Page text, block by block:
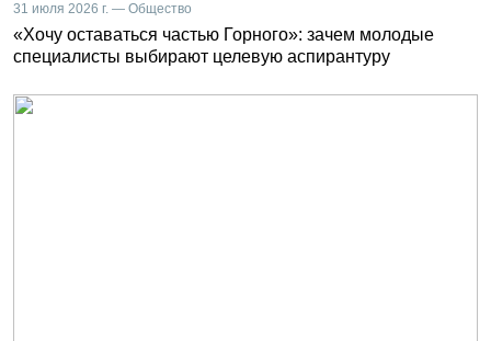
31 июля 2026 г. — Общество
«Хочу оставаться частью Горного»: зачем молодые
специалисты выбирают целевую аспирантуру